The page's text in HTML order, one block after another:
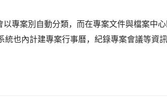
專案別自動分類，而在專案文件與檔案中
統也內計建專案行事曆，紀錄專案會議等資